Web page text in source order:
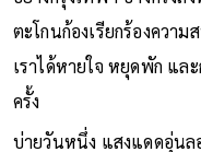
ตะโกนก้องเรียกร้องคว
เราได้หายใจ หยุดพัก แล
ครั้ง
บ่ายวันหนึ่ง แสงแดดอุ่นล